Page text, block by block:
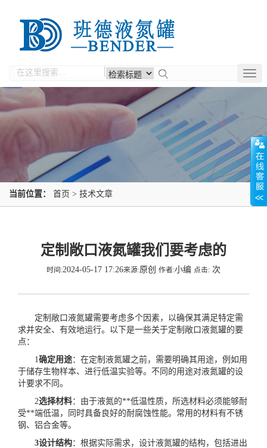
当前位置： 首页 > 技术文章
定制敞口液氮罐我们要考虑的
时间:2024-05-17 17:26来源:原创 作者:小编 点击: 次
定制敞口液氮罐需要考虑多个因素，以确保其满足特定需
求并安全、有效地运行。以下是一些关于定制敞口液氮罐的要
点：
1确定用途：在定制液氮罐之前，需要明确其用途，例如用
于储存生物样本、进行低温实验等。不同的用途对液氮罐的设
计要求不同。
2选择材料：由于液氮的**低温性质，所选材料必须能够耐
受**端低温，同时具备良好的耐腐蚀性能。常用的材料有不锈
钢、铝合金等。
3设计结构：根据实际需求，设计液氮罐的结构，包括进出